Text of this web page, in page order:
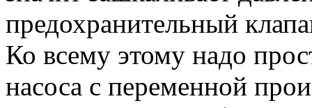
предохранительный
Ко всему этому надо
насоса с переменной